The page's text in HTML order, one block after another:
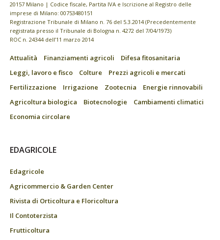
20157 Milano | Codice fiscale, Partita IVA e Iscrizione al Registro delle
imprese di Milano: 00753480151
Registrazione Tribunale di Milano n. 76 del 5.3.2014 (Precedentemente
registrata presso il Tribunale di Bologna n. 4272 del 7/04/1973)
ROC n. 24344 dell’11 marzo 2014
Attualità Finanziamenti agricoli
Difesa fitosanitaria
Leggi, lavoro e fisco
Colture
Prezzi agricoli e mercati
Fertilizzazione
Irrigazione Zootecnia
Energie rinnovabili
Agricoltura biologica
Biotecnologie
Cambiamenti climatici
Economia circolare
EDAGRICOLE
Edagricole
Agricommercio & Garden Center
Rivista di Orticoltura e Floricoltura
Il Contoterzista
Frutticoltura